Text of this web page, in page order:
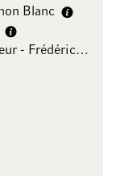
Blanc
Cave L'Orpailleur - Frédéric Dumoulin